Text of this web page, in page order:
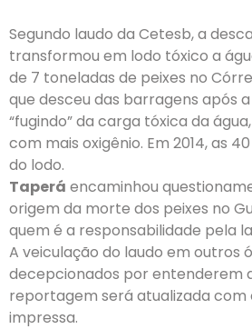
Segundo laudo da Cetesb, a
transformou em lodo tóxico a
de 7 toneladas de peixes no
que desceu das barragens após a
“fugindo” da carga tóxica da
com mais oxigênio. Em 2014, as
do lodo.
Taperá encaminhou
origem da morte dos peixes no
quem é a responsabilidade pela
A veiculação do laudo em outros
decepcionados por entenderem
reportagem será atualizada com
impressa.